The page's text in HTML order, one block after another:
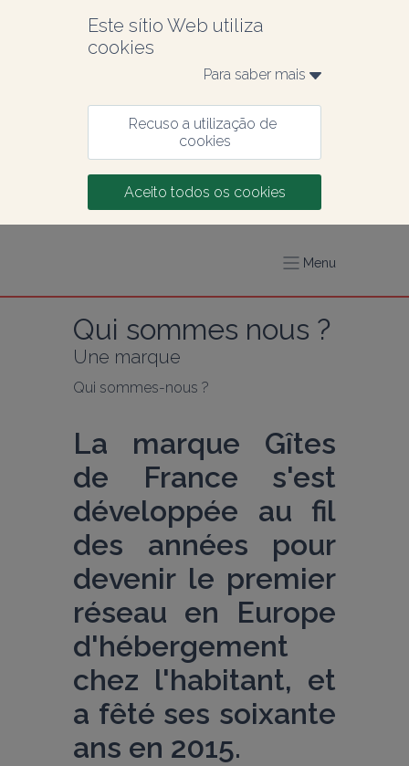
Este sítio Web utiliza
cookies
Para saber mais
Recuso a utilização de
cookies
Aceito todos os cookies
Menu
Qui sommes nous ?
Une marque
Qui sommes-nous ?
La marque Gîtes
de France s'est
développée au fil
des années pour
devenir le premier
réseau en Europe
d'hébergement
chez l'habitant, et
a fêté ses soixante
ans en 2015.